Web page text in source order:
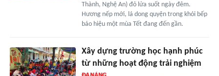
Thành, Nghệ An) đỏ lửa suốt ngày đêm.
Hương nếp mới, lá dong quyện trong khói bếp
báo hiệu một mùa Tết đang đến gần.
Xây dựng trường học hạnh phúc
từ những hoạt động trải nghiệm